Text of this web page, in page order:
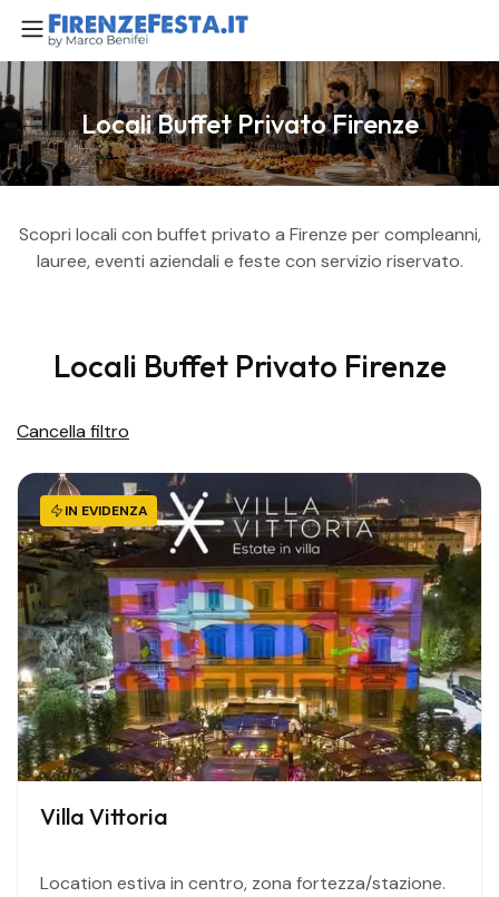
Locali Buffet Privato Firenze
Scopri locali con buffet privato a Firenze per compleanni,
lauree, eventi aziendali e feste con servizio riservato.
Locali Buffet Privato Firenze
Cancella filtro
IN EVIDENZA
Villa Vittoria
Location estiva in centro, zona fortezza/stazione.